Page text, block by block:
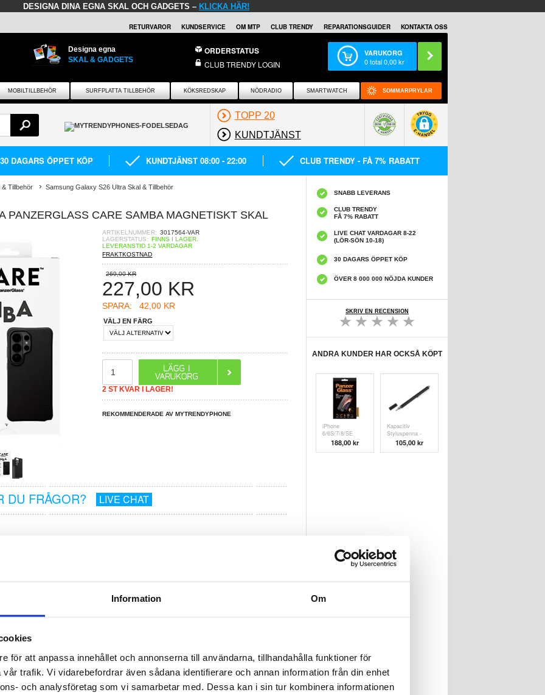
Information Om
för att anpassa innehållet och annonserna till användarna, tillhandahålla funktioner för
trafik. Vi vidarebefordrar även sådana identifierare och annan information från din enhet
och analysföretag som vi samarbetar med. Dessa kan i sin tur kombinera informationen
DESIGNA DINA EGNA SKAL OCH GADGETS – KLICKA HÄR!
RETURVAROR KUNDSERVICE OM MTP CLUB TRENDY REPARATIONSGUIDER KONTAKTA OSS
Designa egna
SKAL & GADGETS
ORDERSTATUS
CLUB TRENDY LOGIN
VARUKORG
0total0,00kr
MOBILTILLBEHÖR SURFPLATTA TILLBEHÖR KÖKSREDSKAP NÖDRADIO SMARTWATCH SOMMARPRYLAR
TOPP 20
KUNDTJÄNST
30 DAGARS ÖPPET KÖP KUNDTJÄNST 08:00 - 22:00 CLUB TRENDY - FÅ 7% RABATT
Tillbehör Samsung Galaxy S26 Ultra Skal & Tillbehör
PANZERGLASS CARE SAMBA MAGNETISKT SKAL
ARTIKELNUMMER: 3017564-VAR
LAGERSTATUS: FINNS I LAGER.
LEVERANSTID 1-2 VARDAGAR
FRAKTKOSTNAD
269,00 KR
227,00 KR
SPARA: 42,00 KR
VÄLJ EN FÄRG
2 ST KVAR I LAGER!
REKOMMENDERADE AV MYTRENDYPHONE
DU FRÅGOR? LIVE CHAT
Galaxy S26 Ultra - 100 % återvunnen TPU, självläkande, testat för fall från 2,4 m,
samtidigt som du skyddar den dag efter dag. CARE by PanzerGlass Qi Samba-
utformat för att klara vardagens stötar, fall och repor utan att kompromissa med komforten.
medan den släta ytan känns skön i handen och gör Samsung Galaxy S26 Ultra lättare att
kompatibelt, så att du kan ladda trådlöst och använda kompatibla Qi-tillbehör utan att ta
små märken och repor att blekna med tiden, så att fodralet ser renare ut längre.
är det ett praktiskt val för alla som vill ha skydd, komfort och ett mer hållbart material i
åtkomst till knappar och funktioner
materialval
med tiden
vardagliga stötar
SNABB LEVERANS
CLUB TRENDY
FÅ 7% RABATT
LIVE CHAT VARDAGAR 8-22
(LÖR-SÖN 10-18)
30 DAGARS ÖPPET KÖP
ÖVER 8 000 000 NÖJDA KUNDER
SKRIV EN RECENSION
ANDRA KUNDER HAR OCKSÅ KÖPT
iPhone
6/6S/7/8/SE
(2020)/SE (
188,00 kr
Kapacitiv
Styluspenna -
Svart105,00 kr